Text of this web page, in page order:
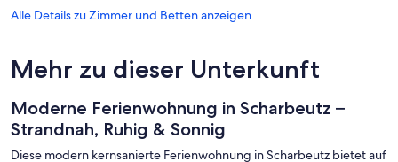
Alle Details zu Zimmer und Betten anzeigen
Mehr zu dieser Unterkunft
Moderne Ferienwohnung in Scharbeutz –
Strandnah, Ruhig & Sonnig
Diese modern kernsanierte Ferienwohnung in Scharbeutz bietet auf